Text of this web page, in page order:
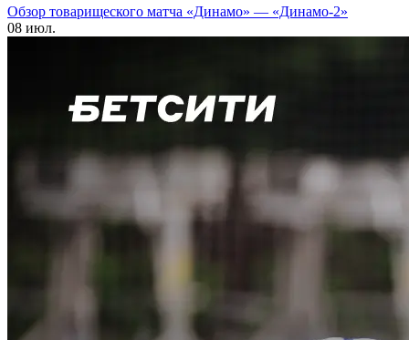
Обзор товарищеского матча «Динамо» — «Динамо-2»
08 июл.